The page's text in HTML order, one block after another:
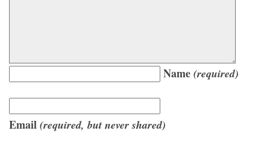
Name (required)
Email (required, but never shared)